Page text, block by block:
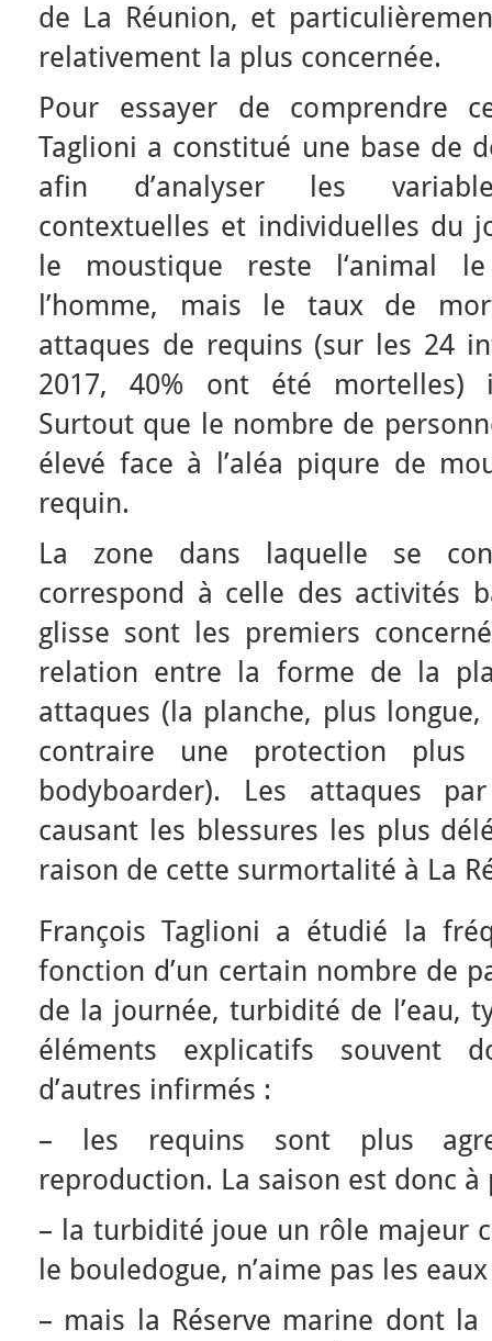
de La Réunion, et
relativement la plus concernée.
Pour essayer de comprendre
Taglioni a constitué une base de
afin d’analyser les
contextuelles et individuelles du
le moustique reste l‘animal
l’homme, mais le taux de
attaques de requins (sur les 24
2017, 40% ont été mortelles)
Surtout que le nombre de
élevé face à l’aléa piqure de
requin.
La zone dans laquelle se
correspond à celle des activités
glisse sont les premiers
relation entre la forme de la
attaques (la planche, plus
contraire une protection
bodyboarder). Les attaques
causant les blessures les plus
raison de cette surmortalité à La
François Taglioni a étudié la
fonction d’un certain nombre de
de la journée, turbidité de l’eau,
éléments explicatifs souvent
d’autres infirmés :
– les requins sont plus
reproduction. La saison est donc
– la turbidité joue un rôle majeur
le bouledogue, n’aime pas les
– mais la Réserve marine dont